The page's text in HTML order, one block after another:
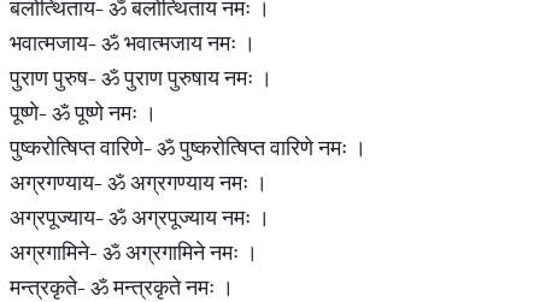
बलोत्थिताय- ॐ बलोत्थिताय नमः ।
भवात्मजाय- ॐ भवात्मजाय नमः ।
पुराण पुरुष- ॐ पुराण पुरुषाय नमः ।
पूष्णे- ॐ पूष्णे नमः ।
पुष्करोत्षिप्त वारिणे- ॐ पुष्करोत्षिप्त वारिणे नमः ।
अग्रगण्याय- ॐ अग्रगण्याय नमः ।
अग्रपूज्याय- ॐ अग्रपूज्याय नमः ।
अग्रगामिने- ॐ अग्रगामिने नमः ।
मन्त्रकृते- ॐ मन्त्रकृते नमः ।